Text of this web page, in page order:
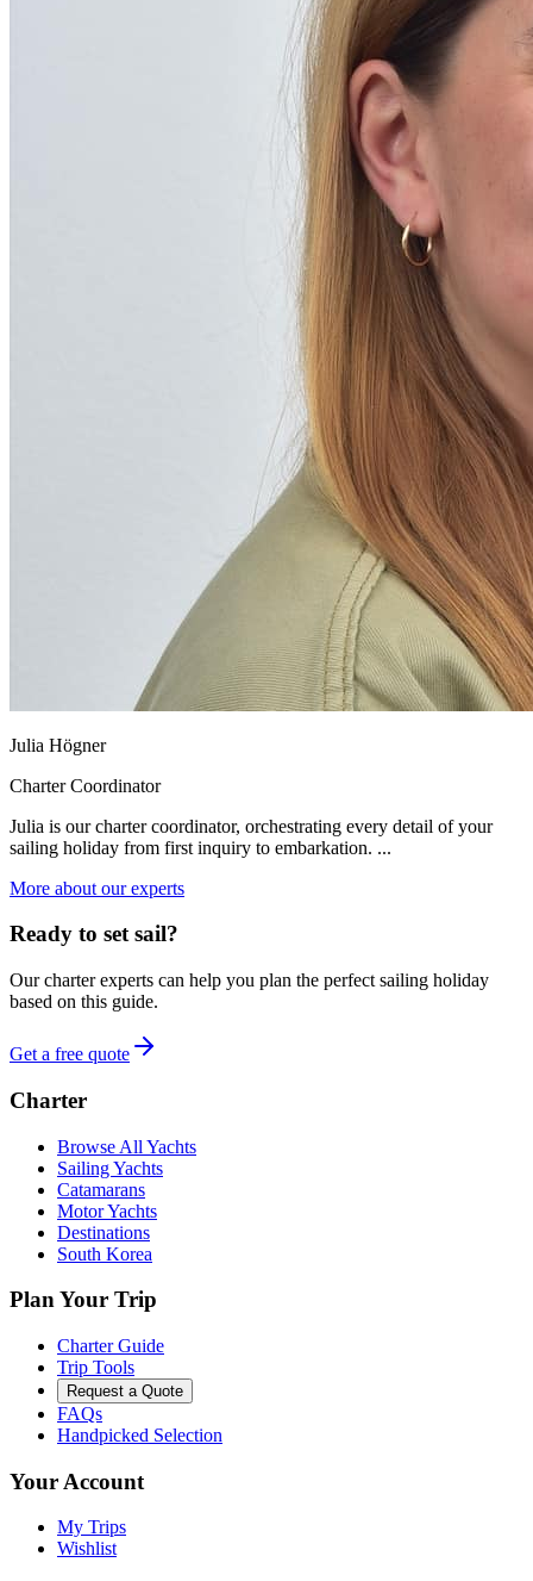
Julia Högner
Charter Coordinator
Julia is our charter coordinator, orchestrating every detail of your
sailing holiday from first inquiry to embarkation. ...
More about our experts
Ready to set sail?
Our charter experts can help you plan the perfect sailing holiday
based on this guide.
Get a free quote
Charter
Browse All Yachts
Sailing Yachts
Catamarans
Motor Yachts
Destinations
South Korea
Plan Your Trip
Charter Guide
Trip Tools
Request a Quote
FAQs
Handpicked Selection
Your Account
My Trips
Wishlist